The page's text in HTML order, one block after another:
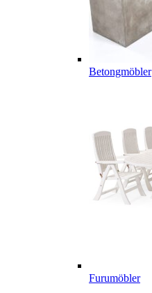
Betongmöbler
Furumöbler